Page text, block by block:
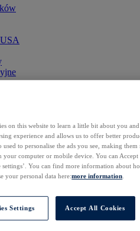
on this website to learn a little bit about you
experience and allows us to offer better
used to personalise the ads you see, making
your computer or mobile device. You can
settings’. You can find more information about
your personal data here:more information
Settings Accept All Cookies